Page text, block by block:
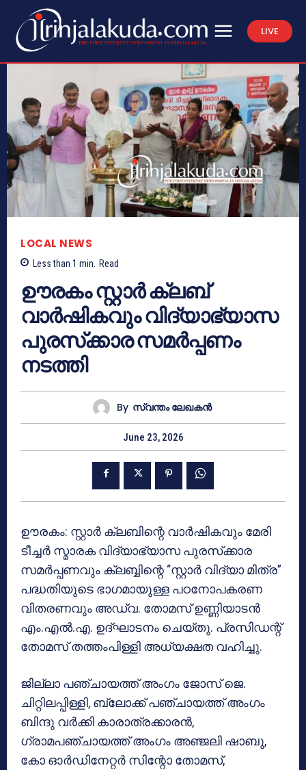
LIVE
LOCAL NEWS
Less than 1 min. Read
ഊരകം സ്റ്റാർ ക്ലബ്
വാർഷികവും വിദ്യാഭ്യാസ
പുരസ്‌ക്കാര സമർപ്പണം
നടത്തി
By സ്വന്തം ലേഖകന്‍
June 23, 2026
ഊരകം: സ്റ്റാർ ക്ലബിന്റെ വാർഷികവും മേരി
ടീച്ചർ സ്മാരക വിദ്യാഭ്യാസ പുരസ്‌ക്കാര
സമർപ്പണവും ക്ലബ്ബിന്റെ “സ്റ്റാർ വിദ്യാ മിത്ര”
പദ്ധതിയുടെ ഭാഗമായുള്ള പഠനോപകരണ
വിതരണവും അഡ്വ. തോമസ് ഉണ്ണിയാടൻ
എം.എൽ.എ. ഉദ്ഘാടനം ചെയ്തു. പ്രസിഡന്റ്
തോമസ് തത്തംപിള്ളി അധ്യക്ഷത വഹിച്ചു.
ജില്ലാ പഞ്ചായത്ത് അംഗം ജോസ് ജെ.
ചിറ്റിലപ്പിള്ളി, ബ്ലോക്ക് പഞ്ചായത്ത് അംഗം
ബിന്ദു വർക്കി കാരാത്രക്കാരൻ,
ഗ്രാമപഞ്ചായത്ത് അംഗം അഞ്ജലി ഷാബു,
കോ ഓർഡിനേറ്റർ സിന്റോ തോമസ്,